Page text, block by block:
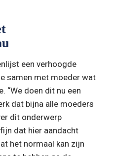
een verhoogde
samen met moeder wat
“We doen dit nu een
dat bijna alle moeders
dit onderwerp
dat hier aandacht
het normaal kan zijn